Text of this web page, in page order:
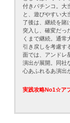
付きパチンコ。大
と、遊びやすい大
了後は、継続を賭
突入し、確変だっ
くまで継続。通常
引き戻しを考慮す
面では、アンドレ
演出が展開。同社
心あふれるあ演出
実践攻略No1☆ア